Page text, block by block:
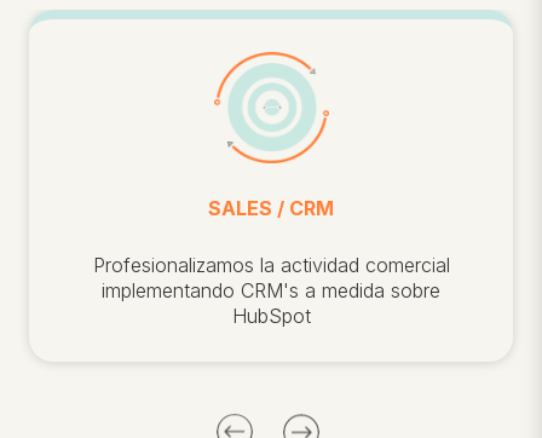
SALES / CRM
Profesionalizamos la actividad comercial
implementando CRM's a medida sobre
HubSpot